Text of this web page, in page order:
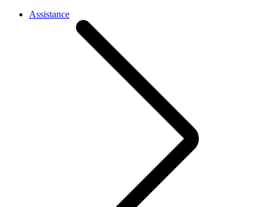
Assistance